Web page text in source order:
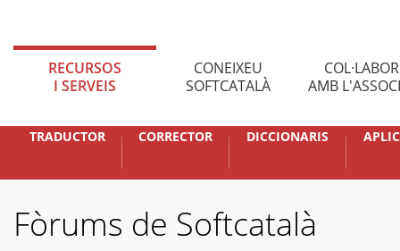
RECURSOS
I SERVEIS
CONEIXEU
SOFTCATALÀ
AMB
TRADUCTOR CORRECTOR DICCIONARIS
Fòrums de Softcatalà